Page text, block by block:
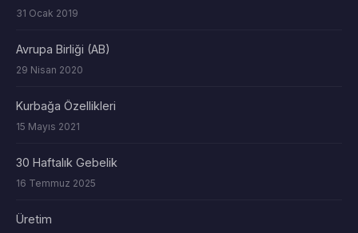
31 Ocak 2019
Avrupa Birliği (AB)
29 Nisan 2020
Kurbağa Özellikleri
15 Mayıs 2021
30 Haftalık Gebelik
16 Temmuz 2025
Üretim